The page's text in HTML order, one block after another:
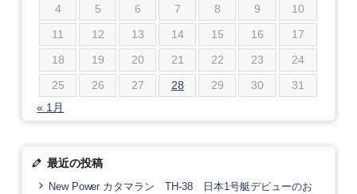
4
5 6 7 8 9
10
11
12 13 14 15 16
17
18
19 20 21 22 23
24
25
26 27 28 29 30
31
« 1月
最近の投稿
New Power カタマラン TH-38 日本1号艇デビューのお